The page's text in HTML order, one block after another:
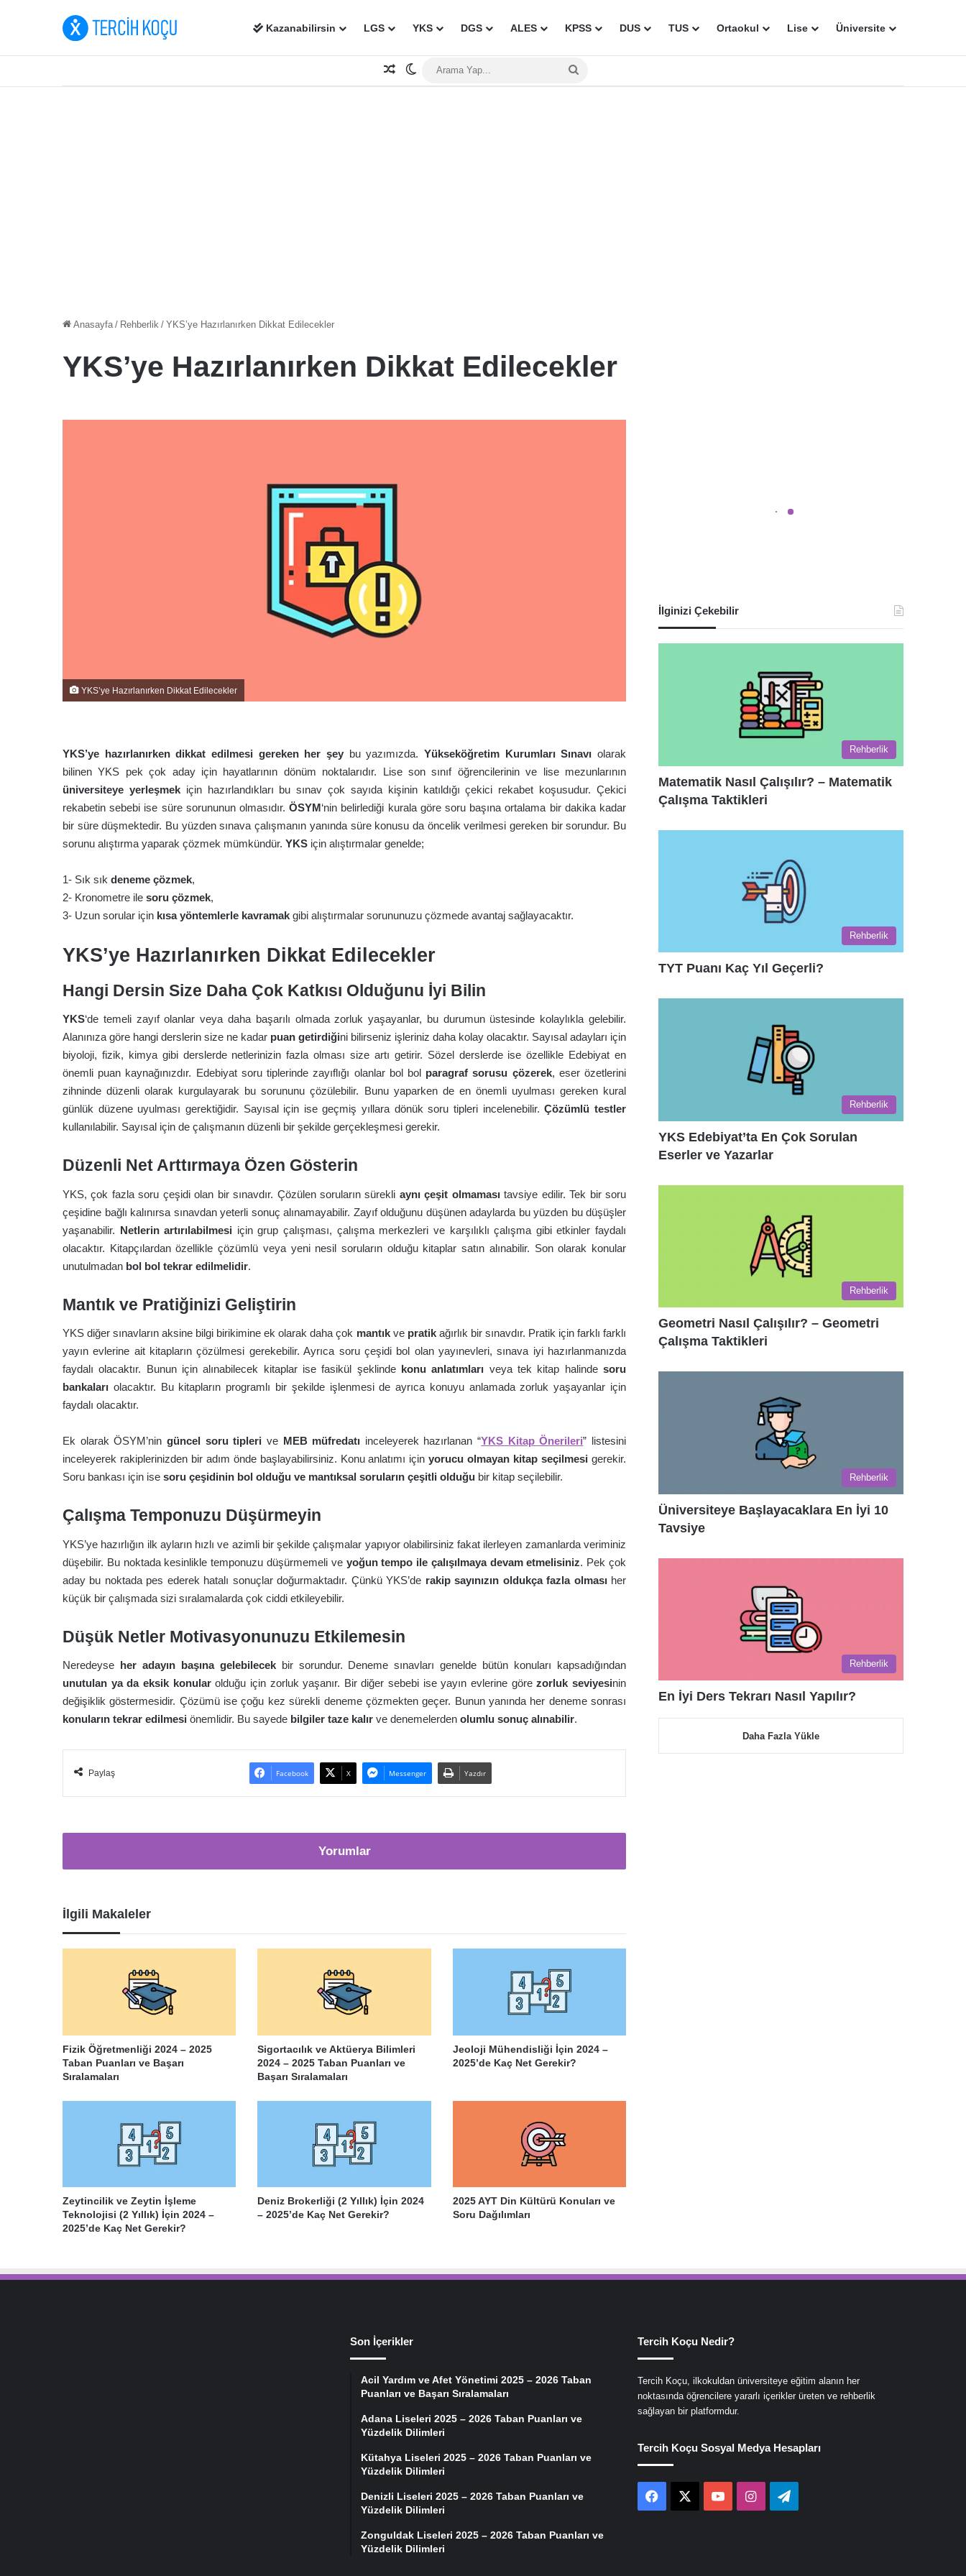
Kazanabilirsin LGS YKS DGS ALES KPSS DUS TUS Ortaokul Lise Üniversite
Rastgele Makale
Dış görünümü değiştir
Anasayfa / Rehberlik / YKS’ye Hazırlanırken Dikkat Edilecekler
YKS’ye Hazırlanırken Dikkat Edilecekler
YKS’ye Hazırlanırken Dikkat Edilecekler
YKS’ye hazırlanırken dikkat edilmesi gereken her şey bu yazımızda. Yükseköğretim Kurumları Sınavı olarak
bilinen YKS pek çok aday için hayatlarının dönüm noktalarıdır. Lise son sınıf öğrencilerinin ve lise mezunlarının
üniversiteye yerleşmekiçin hazırlandıkları bu sınav çok sayıda kişinin katıldığı çekici rekabet koşusudur. Çekici
rekabetin sebebi ise süre sorununun olmasıdır.ÖSYM‘nin belirlediği kurala göre soru başına ortalama bir dakika kadar
bir süre düşmektedir. Bu yüzden sınava çalışmanın yanında süre konusu da öncelik verilmesi gereken bir sorundur. Bu
sorunu alıştırma yaparak çözmek mümkündür. YKS için alıştırmalar genelde;
1- Sık sık deneme çözmek,
2- Kronometre ile soru çözmek,
3- Uzun sorular için kısa yöntemlerle kavramak gibi alıştırmalar sorununuzu çözmede avantaj sağlayacaktır.
YKS’ye Hazırlanırken Dikkat Edilecekler
Hangi Dersin Size Daha Çok Katkısı Olduğunu İyi Bilin
YKS‘de temeli zayıf olanlar veya daha başarılı olmada zorluk yaşayanlar, bu durumun üstesinde kolaylıkla gelebilir.
Alanınıza göre hangi derslerin size ne kadar puan getirdiğini bilirseniz işleriniz daha kolay olacaktır. Sayısal adayları için
biyoloji, fizik, kimya gibi derslerde netlerinizin fazla olması size artı getirir. Sözel derslerde ise özellikle Edebiyat en
önemli puan kaynağınızdır. Edebiyat soru tiplerinde zayıflığı olanlar bol bol paragraf sorusu çözerek, eser özetlerini
zihninde düzenli olarak kurgulayarak bu sorununu çözülebilir. Bunu yaparken de en önemli uyulması gereken kural
günlük düzene uyulması gerektiğidir. Sayısal için ise geçmiş yıllara dönük soru tipleri incelenebilir.Çözümlü testler
kullanılabilir. Sayısal için de çalışmanın düzenli bir şekilde gerçekleşmesi gerekir.
Düzenli Net Arttırmaya Özen Gösterin
YKS, çok fazla soru çeşidi olan bir sınavdır. Çözülen soruların sürekli aynı çeşit olmamasıtavsiye edilir. Tek bir soru
çeşidine bağlı kalınırsa sınavdan yeterli sonuç alınamayabilir. Zayıf olduğunu düşünen adaylarda bu yüzden bu düşüşler
yaşanabilir. Netlerin artırılabilmesi için grup çalışması, çalışma merkezleri ve karşılıklı çalışma gibi etkinler faydalı
olacaktır. Kitapçılardan özellikle çözümlü veya yeni nesil soruların olduğu kitaplar satın alınabilir. Son olarak konular
unutulmadan bol bol tekrar edilmelidir.
Mantık ve Pratiğinizi Geliştirin
YKS diğer sınavların aksine bilgi birikimine ek olarak daha çok mantıkve pratikağırlık bir sınavdır. Pratik için farklı farklı
yayın evlerine ait kitapların çözülmesi gerekebilir. Ayrıca soru çeşidi bol olan yayınevleri, sınava iyi hazırlanmanızda
faydalı olacaktır. Bunun için alınabilecek kitaplar ise fasikül şeklinde konu anlatımları veya tek kitap halindesoru
bankaları olacaktır. Bu kitapların programlı bir şekilde işlenmesi de ayrıca konuyu anlamada zorluk yaşayanlar için
faydalı olacaktır.
Ek olarak ÖSYM’nin güncel soru tipleri ve MEB müfredatı inceleyerek hazırlanan “YKS Kitap Önerileri” listesini
inceleyerek rakiplerinizden bir adım önde başlayabilirsiniz. Konu anlatımı içinyorucu olmayan kitap seçilmesi gerekir.
Soru bankası için ise soru çeşidinin bol olduğu ve mantıksal soruların çeşitli olduğu bir kitap seçilebilir.
Çalışma Temponuzu Düşürmeyin
YKS’ye hazırlığın ilk ayların hızlı ve azimli bir şekilde çalışmalar yapıyor olabilirsiniz fakat ilerleyen zamanlarda veriminiz
düşebilir. Bu noktada kesinlikle temponuzu düşürmemeli veyoğun tempo ile çalışılmaya devam etmelisiniz. Pek çok
aday bu noktada pes ederek hatalı sonuçlar doğurmaktadır. Çünkü YKS’de rakip sayınızın oldukça fazla olmasıher
küçük bir çalışmada sizi sıralamalarda çok ciddi etkileyebilir.
Düşük Netler Motivasyonunuzu Etkilemesin
Neredeyse her adayın başına gelebilecekbir sorundur. Deneme sınavları genelde bütün konuları kapsadığından
unutulan ya da eksik konularolduğu için zorluk yaşanır. Bir diğer sebebi ise yayın evlerine görezorluk seviyesinin
değişiklik göstermesidir. Çözümü ise çoğu kez sürekli deneme çözmekten geçer. Bunun yanında her deneme sonrası
konuların tekrar edilmesi önemlidir. Bu sayede bilgiler taze kalır ve denemelerden olumlu sonuç alınabilir.
Paylaş Facebook X Messenger Yazdır
Yorumlar
İlgili Makaleler
Fizik Öğretmenliği 2024 – 2025
Taban Puanları ve Başarı
Sıralamaları
Sigortacılık ve Aktüerya Bilimleri
2024 – 2025 Taban Puanları ve
Başarı Sıralamaları
Jeoloji Mühendisliği İçin 2024 –
2025’de Kaç Net Gerekir?
Zeytincilik ve Zeytin İşleme
Teknolojisi (2 Yıllık) İçin 2024 –
2025’de Kaç Net Gerekir?
Deniz Brokerliği (2 Yıllık) İçin 2024
– 2025’de Kaç Net Gerekir?
2025 AYT Din Kültürü Konuları ve
Soru Dağılımları
İlginizi Çekebilir
Rehberlik
Matematik Nasıl Çalışılır? – Matematik
Çalışma Taktikleri
Rehberlik
TYT Puanı Kaç Yıl Geçerli?
Rehberlik
YKS Edebiyat’ta En Çok Sorulan
Eserler ve Yazarlar
Rehberlik
Geometri Nasıl Çalışılır? – Geometri
Çalışma Taktikleri
Rehberlik
Üniversiteye Başlayacaklara En İyi 10
Tavsiye
Rehberlik
En İyi Ders Tekrarı Nasıl Yapılır?
Daha Fazla Yükle
Son İçerikler
Acil Yardım ve Afet Yönetimi 2025 – 2026 Taban
Puanları ve Başarı Sıralamaları
Adana Liseleri 2025 – 2026 Taban Puanları ve
Yüzdelik Dilimleri
Kütahya Liseleri 2025 – 2026 Taban Puanları ve
Yüzdelik Dilimleri
Denizli Liseleri 2025 – 2026 Taban Puanları ve
Yüzdelik Dilimleri
Zonguldak Liseleri 2025 – 2026 Taban Puanları ve
Yüzdelik Dilimleri
Tercih Koçu Nedir?
Tercih Koçu, ilkokuldan üniversiteye eğitim alanın her
noktasında öğrencilere yararlı içerikler üreten ve rehberlik
sağlayan bir platformdur.
Tercih Koçu Sosyal Medya Hesapları
Facebook YouTubeInstagramTelegram